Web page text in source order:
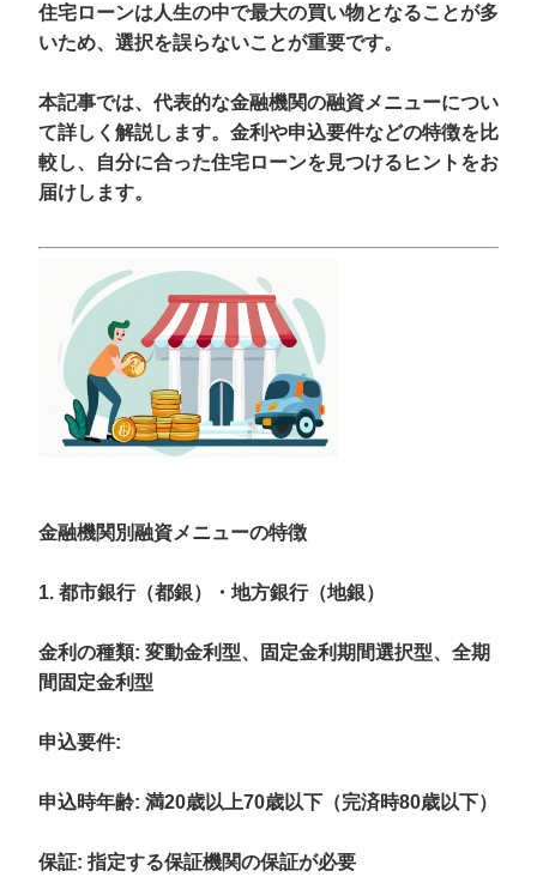
住宅ローンは人生の中で最大の買い物となることが多
いため、選択を誤らないことが重要です。
本記事では、代表的な金融機関の融資メニューについ
て詳しく解説します。金利や申込要件などの特徴を比
較し、自分に合った住宅ローンを見つけるヒントをお
届けします。
金融機関別融資メニューの特徴
1. 都市銀行（都銀）・地方銀行（地銀）
金利の種類: 変動金利型、固定金利期間選択型、全期
間固定金利型
申込要件:
申込時年齢: 満20歳以上70歳以下（完済時80歳以下）
保証: 指定する保証機関の保証が必要